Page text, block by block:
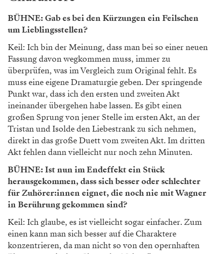
BÜHNE: Gab es bei den Kürzungen ein Feilschen
um Lieblingsstellen?
Keil: Ich bin der Meinung, dass man bei so einer neuen
Fassung davon wegkommen muss, immer zu
überprüfen, was im Vergleich zum Original fehlt. Es
muss eine eigene Dramaturgie geben. Der springende
Punkt war, dass ich den ersten und zweiten Akt
ineinander übergehen habe lassen. Es gibt einen
großen Sprung von jener Stelle im ersten Akt, an der
Tristan und Isolde den Liebestrank zu sich nehmen,
direkt in das große Duett vom zweiten Akt. Im dritten
Akt fehlen dann vielleicht nur noch zehn Minuten.
BÜHNE: Ist nun im Endeffekt ein Stück
herausgekommen, dass sich besser oder schlechter
für Zuhörer:innen eignet, die noch nie mit Wagner
in Berührung gekommen sind?
Keil: Ich glaube, es ist vielleicht sogar einfacher. Zum
einen kann man sich besser auf die Charaktere
konzentrieren, da man nicht so von den opernhaften